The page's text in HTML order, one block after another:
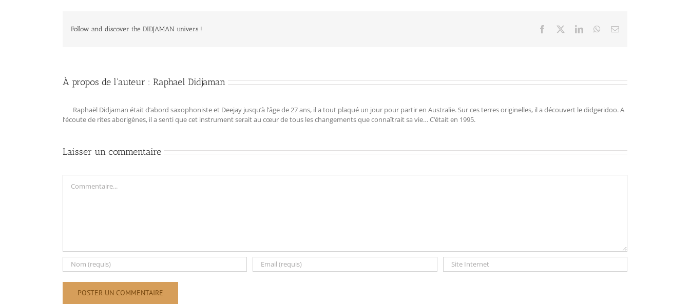
Follow and discover the DIDJAMAN univers ! Facebook LinkedInWhatsApp
Email
À propos de l'auteur : Raphael Didjaman
Raphaël Didjaman était d’abord saxophoniste et Deejay jusqu’à l’âge de 27 ans, il a tout plaqué un jour pour partir en Australie. Sur ces terres originelles, il a découvert le didgeridoo. A
l‘écoute de rites aborigènes, il a senti que cet instrument serait au cœur de tous les changements que connaîtrait sa vie… C‘était en 1995.
Laisser un commentaire